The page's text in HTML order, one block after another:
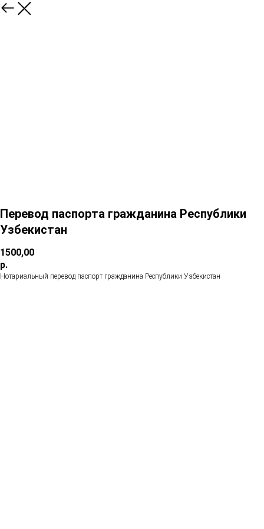
Перевод паспорта гражданина Республики
Узбекистан
1500,00
р.
Нотариальный перевод паспорт гражданина Республики Узбекистан